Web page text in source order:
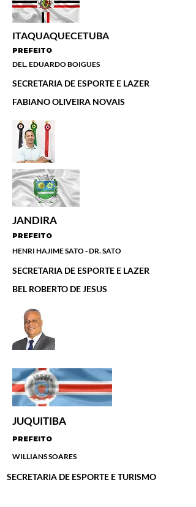
ITAQUAQUECETUBA
PREFEITO
DEL. EDUARDO BOIGUES
SECRETARIA DE ESPORTE E LAZER
FABIANO OLIVEIRA NOVAIS
JANDIRA
PREFEITO
HENRI HAJIME SATO - DR. SATO
SECRETARIA DE ESPORTE E LAZER
BEL ROBERTO DE JESUS
JUQUITIBA
PREFEITO
WILLIANS SOARES
SECRETARIA DE ESPORTE E TURISMO